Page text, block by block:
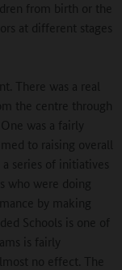
from birth or the
at different stages
There was a real
the centre through
was a fairly
to raising overall
series of initiatives
who were doing
by making
Schools is one of
is fairly
no effect. The